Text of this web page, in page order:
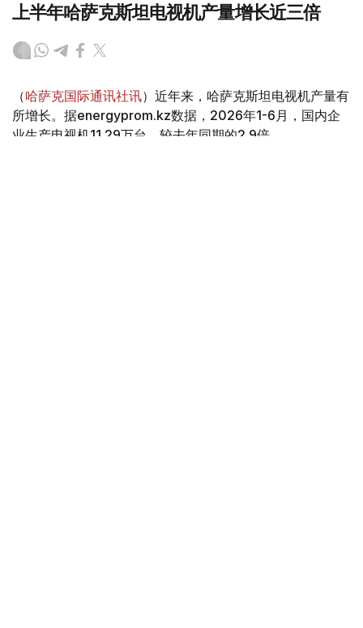
上半年哈萨克斯坦电视机产量增长近三倍
（哈萨克国际通讯社讯）近年来，哈萨克斯坦电视机产量有
所增长。据energyprom.kz数据，2026年1-6月，国内企
业生产电视机11.29万台，较去年同期的2.9倍。